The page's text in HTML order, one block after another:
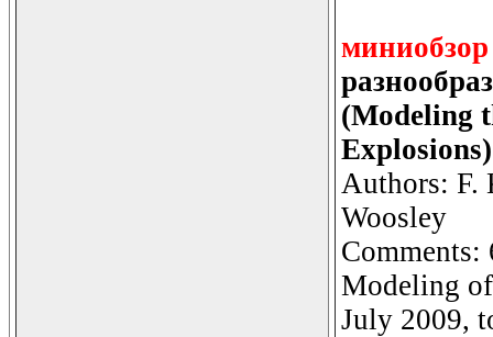
миниобзор
(Modeling
Explosions)
Authors: F.
Woosley
Modeling of
July 2009,